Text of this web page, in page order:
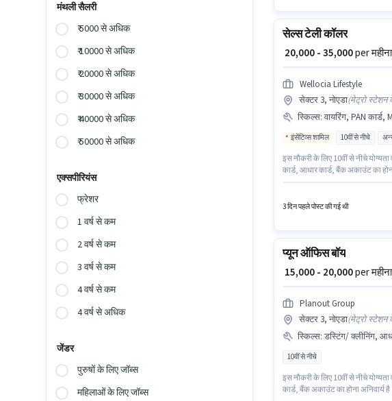
मंथली सैलरी
₹ 5000 से अधिक
₹ 10000 से अधिक
₹ 20000 से अधिक
₹ 30000 से अधिक
₹ 40000 से अधिक
₹ 50000 से अधिक
एक्सपीरियंस
फ्रेशर
1 वर्ष से कम
2 वर्ष से कम
3 वर्ष से कम
4 वर्ष से कम
4 वर्ष से अधिक
जेंडर
पुरुषों के लिए जॉब्स
महिलाओं के लिए जॉब्स
सेल्स टेली कॉलर
₹ 20,000 - 35,000per
Wellocia Lifestyle
सेक्टर 3, नोएडा(मेट्रो स्टेशन
स्किल्स: वायरिंग, PAN कार्ड, MS
इंसेंटिव्स शामिल 10वीं से नीचे
इस नौकरी के लिए 10वीं से नीचे
कार्ड, आधार कार्ड, बैंक अकाउंट का
चाहिए।
3 दिन पहले पोस्ट की गई थी
प्यून ऑफिस बॉय
₹ 15,000 - 20,000per महीना
Planout Group
सेक्टर 3, नोएडा(मेट्रो स्टेशन
स्किल्स: डस्टिंग/ क्लीनिंग, आधार
10वीं से नीचे
इस नौकरी के लिए 10वीं से नीचे
कार्ड, बैंक अकाउंट का होना